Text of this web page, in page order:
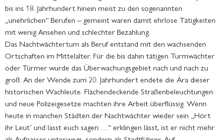
bis ins 18. Jahrhundert hinein meist zu den sogenannten
„unehrlichen“ Berufen – gemeint waren damit ehrlose Tätigkeiten
mit wenig Ansehen und schlechter Bezahlung.
Das Nachtwächtertum als Beruf entstand mit den wachsenden
Ortschaften im Mittelalter. Für die bis dahin tätigen Turmwächter
oder Türmer wurde das Überwachungsgebiet nach und nach zu
groß. An der Wende zum 20. Jahrhundert endete die Ära dieser
historischen Wachleute. Flächendeckende Straßenbeleuchtungen
und neue Polizeigesetze machten ihre Arbeit überflüssig. Wenn
heute in manchen Städten der Nachtwächter wieder sein „Hört
ihr Leut’ und lasst euch sagen …“ erklingen lässt, ist er nicht mehr